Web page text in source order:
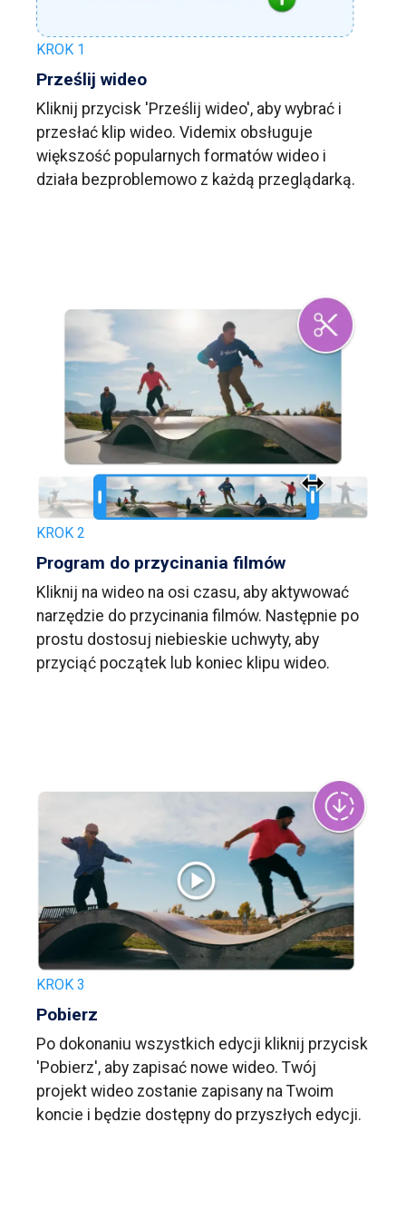
KROK 1
Prześlij wideo
Kliknij przycisk 'Prześlij wideo', aby wybrać i
przesłać klip wideo. Videmix obsługuje
większość popularnych formatów wideo i
działa bezproblemowo z każdą przeglądarką.
KROK 2
Program do przycinania filmów
Kliknij na wideo na osi czasu, aby aktywować
narzędzie do przycinania filmów. Następnie po
prostu dostosuj niebieskie uchwyty, aby
przyciąć początek lub koniec klipu wideo.
KROK 3
Pobierz
Po dokonaniu wszystkich edycji kliknij przycisk
'Pobierz', aby zapisać nowe wideo. Twój
projekt wideo zostanie zapisany na Twoim
koncie i będzie dostępny do przyszłych edycji.